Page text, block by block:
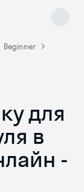
Beginner
для
в
-